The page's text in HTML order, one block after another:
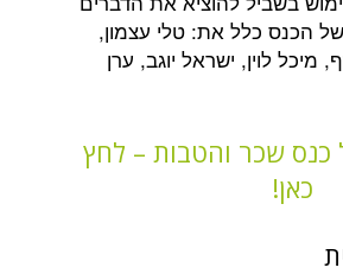
את: טלי עצמון,
ישראל יוגב, ערן
והטבות – לחץ